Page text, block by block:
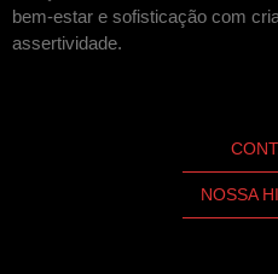
bem-estar e sofisticação com
assertividade.
NOSSA